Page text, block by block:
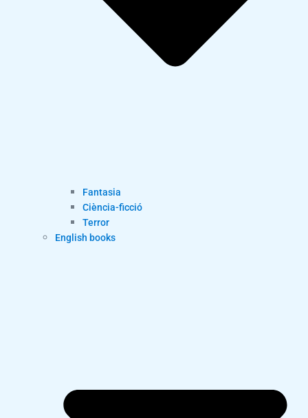
Fantasia
Ciència-ficció
Terror
English books